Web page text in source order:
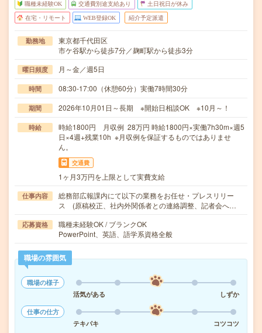
職種未経験OK 交通費別途支給あり 土日祝日が休み
在宅・リモート WEB登録OK 紹介予定派遣
勤務地
東京都千代田区
市ケ谷駅から徒歩7分／麹町駅から徒歩3分
曜日頻度 月～金／週5日
時間 08:30-17:00（休憩60分）実働7時間30分
期間 2026年10月01日～長期 ※開始日相談OK ※10月～！
時給
時給1800円 月収例 28万円 時給1800円×実働7h30m×週5
日×4週+残業10h ※月収例を保証するものではありませ
ん。
交通費
1ヶ月3万円を上限として実費支給
仕事内容
総務部広報課内にて以下の業務をお任せ・プレスリリー
ス (原稿校正、社内外関係者との連絡調整、記者会へ…
応募資格
職種未経験OK / ブランクOK
PowerPoint、英語、語学系資格全般
職場の雰囲気
職場の様子
活気がある
しずか
仕事の仕方
テキパキ
コツコツ